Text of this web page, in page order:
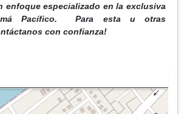
enfoque especializado en la exclusiva
Pacífico. Para esta u otras
con confianza!